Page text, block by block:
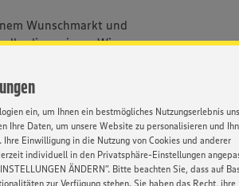
ein, um Ihnen ein bestmögliches Nutzungserlebnis
Ihre Daten, um unsere Website zu personalisieren und
Einwilligung in die Nutzung von Cookies und anderer
individuell in den Privatsphäre-Einstellungen
ÄNDERN”. Bitte beachten Sie, dass auf
zur Verfügung stehen. Sie haben das Recht, ihre
Wunschmarkt und
live zeigen. Wir
Belangen der